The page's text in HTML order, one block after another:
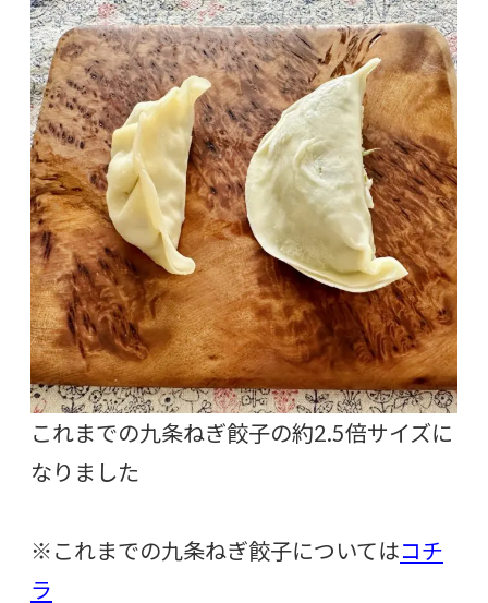
これまでの九条ねぎ餃子の約2.5倍サイズに
なりました
※これまでの九条ねぎ餃子についてはコチ
ラ